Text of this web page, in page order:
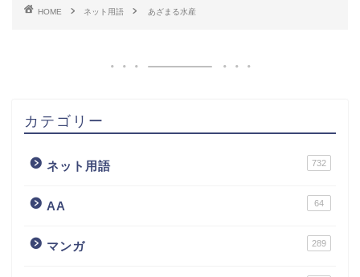
HOME ネット用語 あざまる水産
カテゴリー
ネット用語 732
AA 64
マンガ 289